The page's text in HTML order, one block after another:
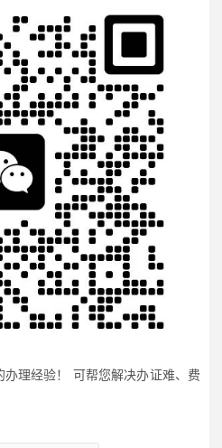
理经验！ 可帮您解决办证难、费